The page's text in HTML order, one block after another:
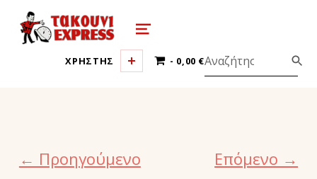
τακούνι εξπρές αθήνα-takoyni
MENU
ΧΡΗΣΤΗΣ
0 ΠΡΟΪΌΝΤΑ
0,00 €
← Προηγούμενο Επόμενο →